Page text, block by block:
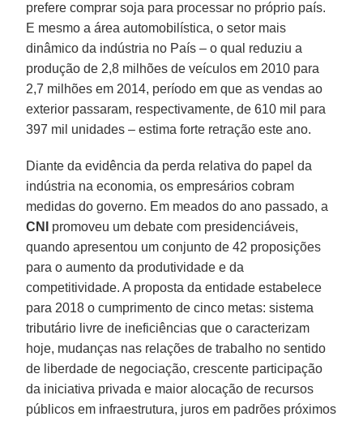
prefere comprar soja para processar no próprio país.
E mesmo a área automobilística, o setor mais
dinâmico da indústria no País – o qual reduziu a
produção de 2,8 milhões de veículos em 2010 para
2,7 milhões em 2014, período em que as vendas ao
exterior passaram, respectivamente, de 610 mil para
397 mil unidades – estima forte retração este ano.
Diante da evidência da perda relativa do papel da
indústria na economia, os empresários cobram
medidas do governo. Em meados do ano passado, a
CNI
promoveu um debate com presidenciáveis,
quando apresentou um conjunto de 42 proposições
para o aumento da produtividade e da
competitividade. A proposta da entidade estabelece
para 2018 o cumprimento de cinco metas: sistema
tributário livre de ineficiências que o caracterizam
hoje, mudanças nas relações de trabalho no sentido
de liberdade de negociação, crescente participação
da iniciativa privada e maior alocação de recursos
públicos em infraestrutura, juros em padrões próximos